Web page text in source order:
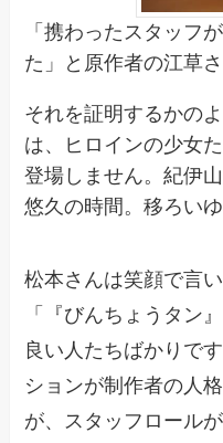
「携わったスタッフ
た」と原作者の江草
それを証明するかの
は、ヒロインの少女
登場しません。紀伊
悠久の時間。移ろい
松本さんは笑顔で言い
「『びんちょうタン
良い人たちばかりで
ションが制作者の人
が、スタッフロール